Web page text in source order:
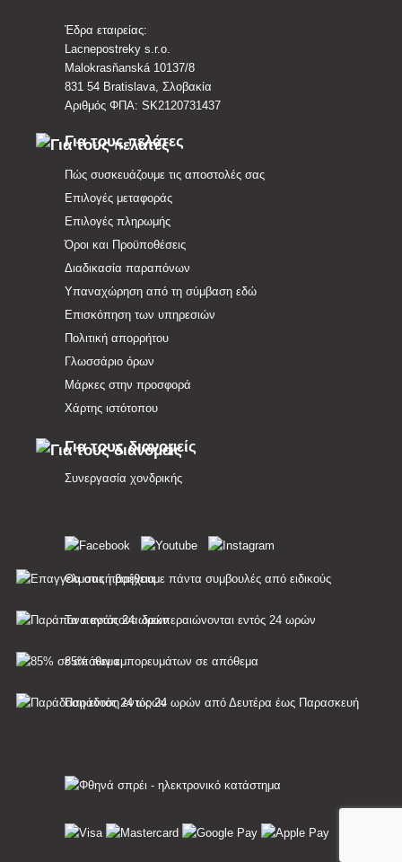
Έδρα εταιρείας:
Lacnepostreky s.r.o.
Malokrasňanská 10137/8
831 54 Bratislava, Σλοβακία
Αριθμός ΦΠΑ: SK2120731437
Για τους πελάτες
Πώς συσκευάζουμε τις αποστολές σας
Επιλογές μεταφοράς
Επιλογές πληρωμής
Όροι και Προϋποθέσεις
Διαδικασία παραπόνων
Υπαναχώρηση από τη σύμβαση εδώ
Επισκόπηση των υπηρεσιών
Πολιτική απορρήτου
Γλωσσάριο όρων
Μάρκες στην προσφορά
Χάρτης ιστότοπου
Για τους διανομείς
Συνεργασία χονδρικής
Θα σας παρέχουμε πάντα συμβουλές από ειδικούς
Τα παράπονα διεκπεραιώνονται εντός 24 ωρών
85% των εμπορευμάτων σε απόθεμα
Παράδοση εντός 24 ωρών από Δευτέρα έως Παρασκευή